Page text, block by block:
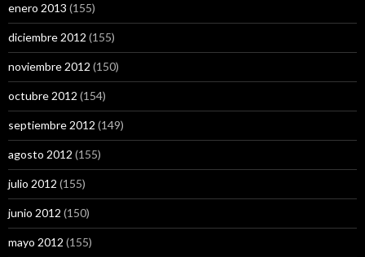
enero 2013 (155)
diciembre 2012 (155)
noviembre 2012 (150)
octubre 2012 (154)
septiembre 2012 (149)
agosto 2012 (155)
julio 2012 (155)
junio 2012 (150)
mayo 2012 (155)